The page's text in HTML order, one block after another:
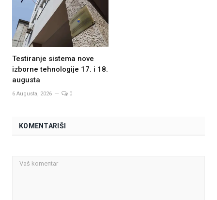
Testiranje sistema nove
izborne tehnologije 17. i 18.
augusta
6 Augusta, 2026 0
KOMENTARIŠI